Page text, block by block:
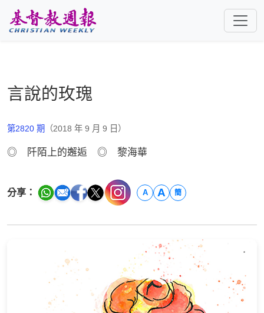
言說的玫瑰
第2820 期 （2018 年 9 月 9 日）
◎ 阡陌上的邂逅 ◎ 黎海華
分享： A A 簡